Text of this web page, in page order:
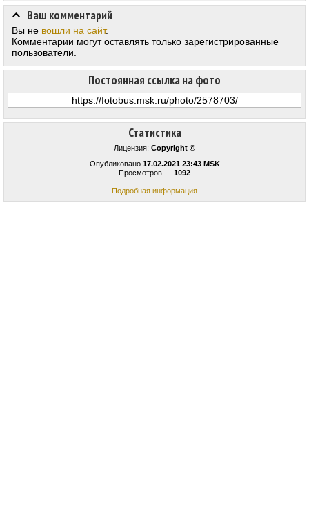
Статистика
Лицензия: Copyright ©
Опубликовано 17.02.2021 23:43 MSK
Просмотров — 1092
Подробная информация
Постоянная ссылка на фото
Ваш комментарий
Вы не вошли на сайт.
Комментарии могут оставлять только зарегистрированные
пользователи.